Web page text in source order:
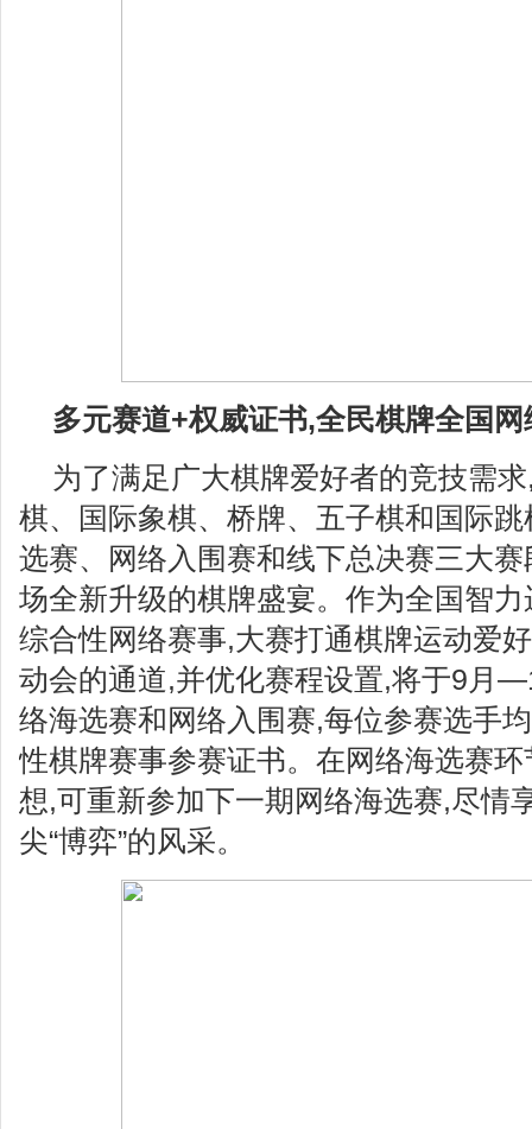
多元赛道+权威证书,全民棋牌全国网
为了满足广大棋牌爱好者的竞技需
棋、国际象棋、桥牌、五子棋和国际
选赛、网络入围赛和线下总决赛三大
场全新升级的棋牌盛宴。作为全国智
综合性网络赛事,大赛打通棋牌运动爱
动会的通道,并优化赛程设置,将于9月
络海选赛和网络入围赛,每位参赛选手
性棋牌赛事参赛证书。在网络海选赛
想,可重新参加下一期网络海选赛,尽情
尖“博弈”的风采。